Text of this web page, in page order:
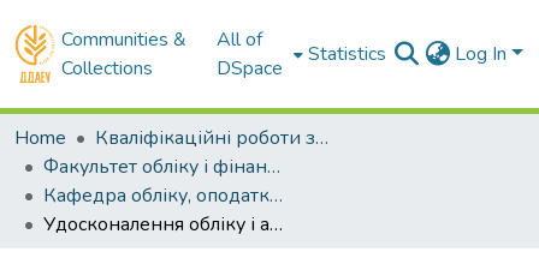
Communities &
Collections
All of
DSpace
Statistics Log In
Home
Кваліфікаційні роботи здобувачів вищої освіти
Факультет обліку і фінансів
Кафедра обліку, оподаткування та управління фінансово-економічною безпекою . Магістри
Удосконалення обліку і аудиту витрат виробництва на підприємстві